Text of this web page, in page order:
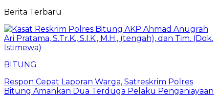
Berita Terbaru
BITUNG
​Respon Cepat Laporan Warga, Satreskrim Polres
Bitung Amankan Dua Terduga Pelaku Penganiayaan